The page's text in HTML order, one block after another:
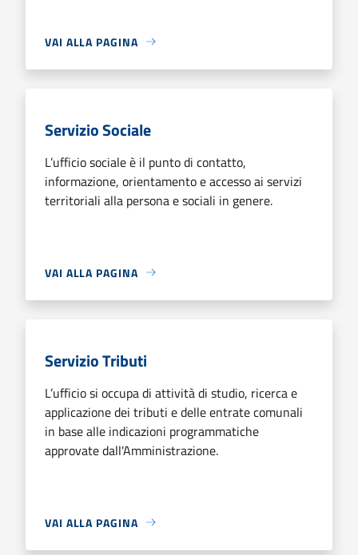
VAI ALLA PAGINA
Servizio Sociale
L’ufficio sociale è il punto di contatto,
informazione, orientamento e accesso ai servizi
territoriali alla persona e sociali in genere.
VAI ALLA PAGINA
Servizio Tributi
L’ufficio si occupa di attività di studio, ricerca e
applicazione dei tributi e delle entrate comunali
in base alle indicazioni programmatiche
approvate dall'Amministrazione.
VAI ALLA PAGINA